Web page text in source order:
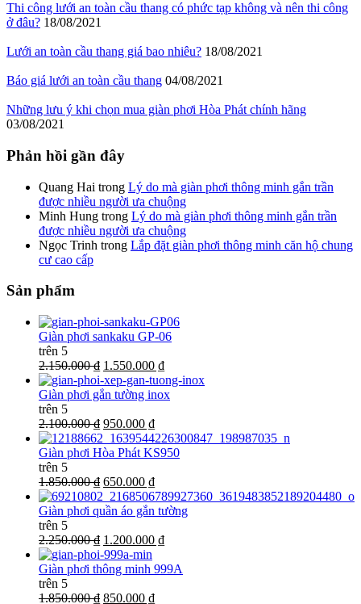
Thi công lưới an toàn cầu thang có phức tạp không và nên thi công
ở đâu? 18/08/2021
Lưới an toàn cầu thang giá bao nhiêu? 18/08/2021
Báo giá lưới an toàn cầu thang 04/08/2021
Những lưu ý khi chọn mua giàn phơi Hòa Phát chính hãng
03/08/2021
Phản hồi gần đây
Quang Hai trong Lý do mà giàn phơi thông minh gắn trần
được nhiều người ưa chuộng
Minh Hung trong Lý do mà giàn phơi thông minh gắn trần
được nhiều người ưa chuộng
Ngọc Trinh trong Lắp đặt giàn phơi thông minh căn hộ chung
cư cao cấp
Sản phẩm
Giàn phơi sankaku GP-06
trên 5
2.150.000 ₫ 1.550.000 ₫
Giàn phơi gắn tường inox
trên 5
2.100.000 ₫ 950.000 ₫
Giàn phơi Hòa Phát KS950
trên 5
1.850.000 ₫ 650.000 ₫
Giàn phơi quần áo gắn tường
trên 5
2.250.000 ₫ 1.200.000 ₫
Giàn phơi thông minh 999A
trên 5
1.850.000 ₫ 850.000 ₫